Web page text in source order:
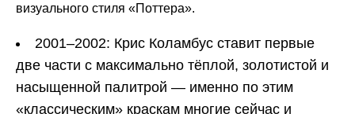
визуального стиля «Поттера».
2001–2002: Крис Коламбус ставит первые
две части с максимально тёплой, золотистой и
насыщенной палитрой — именно по этим
«классическим» краскам многие сейчас и